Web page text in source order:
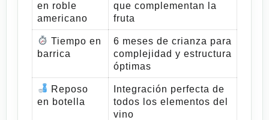
en roble
americano
que complementan la
fruta
Tiempo en
barrica
6 meses de crianza para
complejidad y estructura
óptimas
Reposo
en botella
Integración perfecta de
todos los elementos del
vino